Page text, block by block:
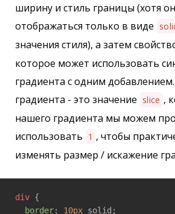
ширину и стиль границы (хотя
отображаться только в виде
значения стиля), а затем
которое может использовать
градиента с одним
градиента - это значение slice ,
нашего градиента мы можем
использовать 1 , чтобы
изменять размер / искажение
div {
border: 10px solid;